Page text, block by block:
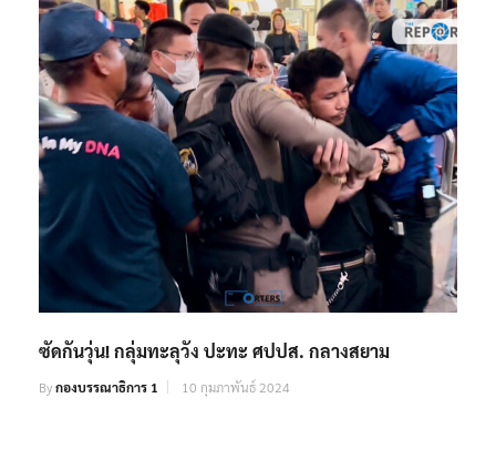
ซัดกันวุ่น! กลุ่มทะลุวัง ปะทะ ศปปส. กลางสยาม
Byกองบรรณาธิการ 1 10 กุมภาพันธ์ 2024